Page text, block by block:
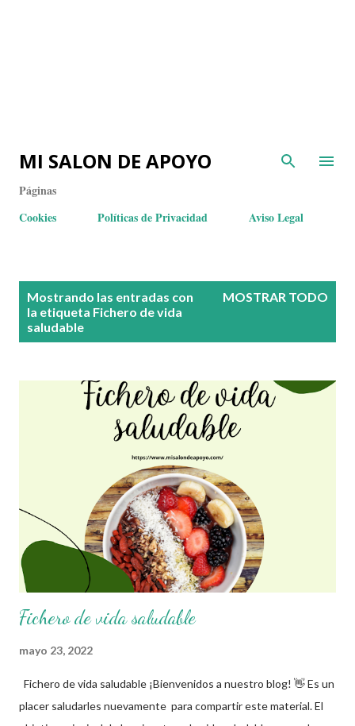
MI SALON DE APOYO
Páginas
Cookies
Políticas de Privacidad Aviso Legal
Mostrando las entradas con
la etiqueta Fichero de vida
saludable
MOSTRAR TODO
Fichero de vida saludable
mayo 23, 2022
Fichero de vida saludable ¡Bienvenidos a nuestro blog! 👋 Es un
placer saludarles nuevamente para compartir este material. El